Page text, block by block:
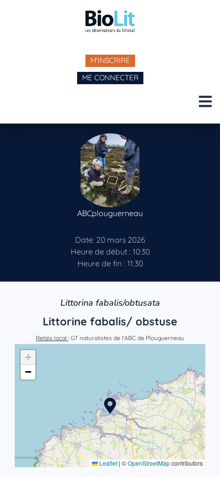
M'INSCRIRE
ME CONNECTER
ABCplouguerneau
Date: 20 mars 2026
Heure de début : 10:30
Heure de fin : 11:30
Littorina fabalis/obtusata
Littorine fabalis/ obstuse
Relais local : GT naturalistes de l’ABC de Plouguerneau
+
−
Leaflet | ©OpenStreetMapcontributors